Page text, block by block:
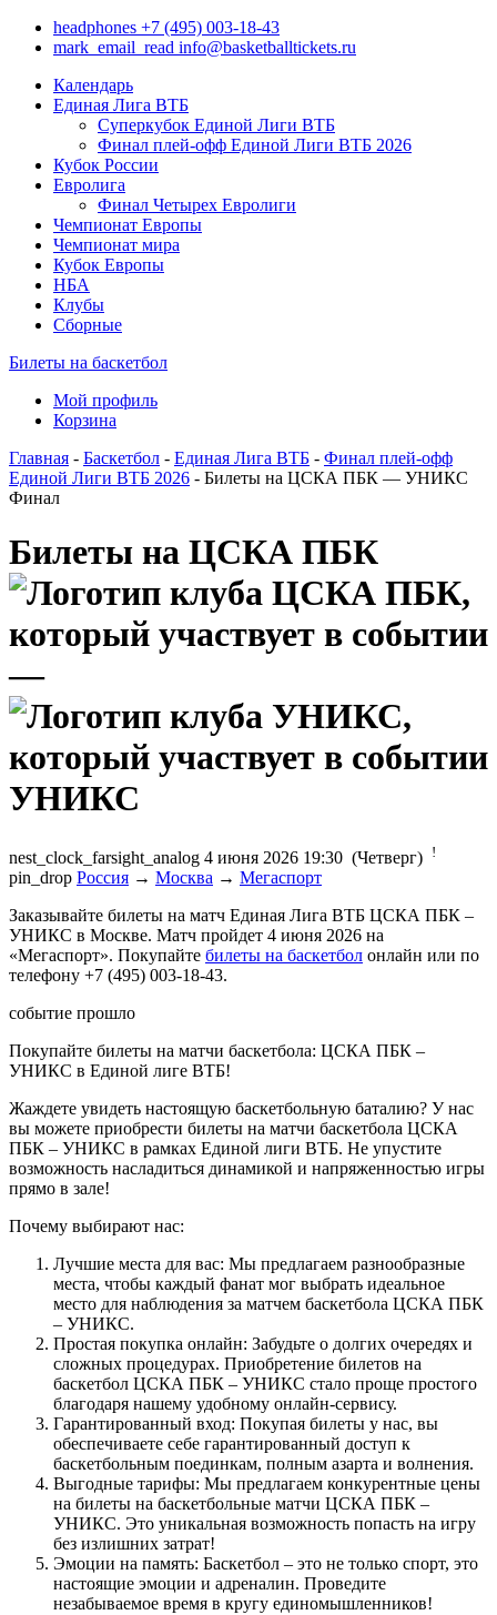
headphones +7 (495) 003-18-43
mark_email_read info@basketballtickets.ru
Календарь
Единая Лига ВТБ
Суперкубок Единой Лиги ВТБ
Финал плей-офф Единой Лиги ВТБ 2026
Кубок России
Евролига
Финал Четырех Евролиги
Чемпионат Европы
Чемпионат мира
Кубок Европы
НБА
Клубы
Сборные
Билеты на баскетбол
Мой профиль
Корзина
Главная - Баскетбол - Единая Лига ВТБ - Финал плей-офф
Единой Лиги ВТБ 2026 - Билеты на ЦСКА ПБК — УНИКС
Финал
Билеты на ЦСКА ПБК
—
УНИКС
nest_clock_farsight_analog 4 июня 2026 19:30 (Четверг) !
pin_drop Россия → Москва → Мегаспорт
Заказывайте билеты на матч Единая Лига ВТБ ЦСКА ПБК –
УНИКС в Москве. Матч пройдет 4 июня 2026 на
«Мегаспорт». Покупайте билеты на баскетбол онлайн или по
телефону +7 (495) 003-18-43.
событие прошло
Покупайте билеты на матчи баскетбола: ЦСКА ПБК –
УНИКС в Единой лиге ВТБ!
Жаждете увидеть настоящую баскетбольную баталию? У нас
вы можете приобрести билеты на матчи баскетбола ЦСКА
ПБК – УНИКС в рамках Единой лиги ВТБ. Не упустите
возможность насладиться динамикой и напряженностью игры
прямо в зале!
Почему выбирают нас:
Лучшие места для вас: Мы предлагаем разнообразные
места, чтобы каждый фанат мог выбрать идеальное
место для наблюдения за матчем баскетбола ЦСКА ПБК
– УНИКС.
Простая покупка онлайн: Забудьте о долгих очередях и
сложных процедурах. Приобретение билетов на
баскетбол ЦСКА ПБК – УНИКС стало проще простого
благодаря нашему удобному онлайн-сервису.
Гарантированный вход: Покупая билеты у нас, вы
обеспечиваете себе гарантированный доступ к
баскетбольным поединкам, полным азарта и волнения.
Выгодные тарифы: Мы предлагаем конкурентные цены
на билеты на баскетбольные матчи ЦСКА ПБК –
УНИКС. Это уникальная возможность попасть на игру
без излишних затрат!
Эмоции на память: Баскетбол – это не только спорт, это
настоящие эмоции и адреналин. Проведите
незабываемое время в кругу единомышленников!